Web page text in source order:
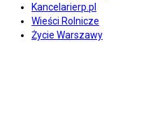
Kancelarierp.pl
Wieści Rolnicze
Życie Warszawy